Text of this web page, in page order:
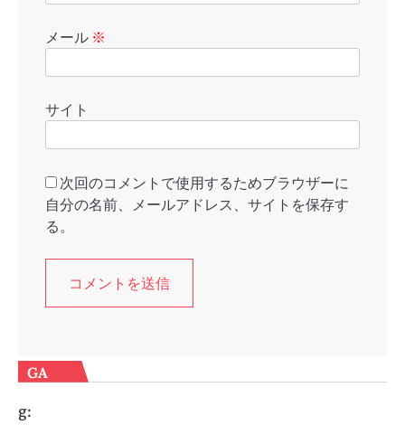
メール ※
サイト
次回のコメントで使用するためブラウザーに
自分の名前、メールアドレス、サイトを保存す
る。
GA
g: